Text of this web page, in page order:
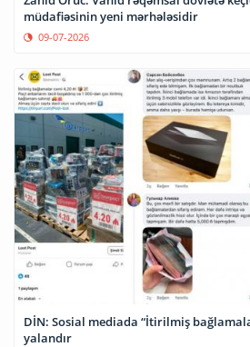
müdafiəsinin yeni mərhələsidir
09-07-2026
DİN: Sosial mediada “İtirilmiş
yalandır